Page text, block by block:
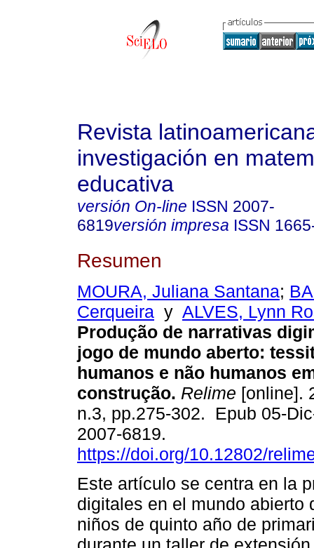
Revista
investigación en
educativa
versión On-line ISSN 2007-
6819versión impresa ISSN
Resumen
MOURA, Juliana Santana;
Cerqueira y ALVES, Lynn
Produção de narrativas
jogo de mundo aberto:
humanos e não humanos
construção. Relime [online].
n.3, pp.275-302. Epub 05-
2007-6819.
https://doi.org/10.12802/
Este artículo se centra en la
digitales en el mundo abierto
niños de quinto año de